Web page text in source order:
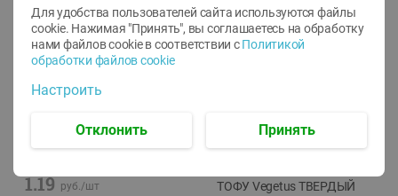
1.19 руб./шт ТОФУ Vegetus ТВЕРДЫЙ
Для удобства пользователей сайта используются файлы
cookie. Нажимая "Принять", вы соглашаетесь на обработку
нами файлов cookie в соответствии с Политикой
обработки файлов cookie
Настроить
Отклонить Принять